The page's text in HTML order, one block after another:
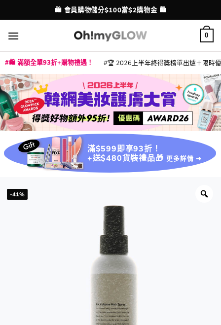
to
content
配送港澳
🛍️ 會員購物儲分$100當$2購物金 🛍️
0
🛍️ 滿額全單93折+購物禮遇！ 🏆 2026上半年終得奬榜單出爐＋限時
滿$599即享93折！
+送$480貨裝禮品🎁 更多詳情 ➜
-41%